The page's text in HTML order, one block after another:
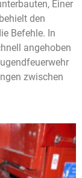
Einer
den
Befehle. In
angehoben
zwischen